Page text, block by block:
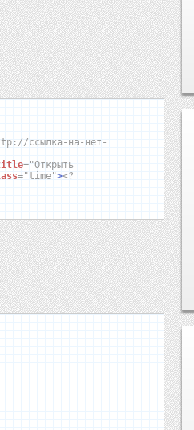
ссылка-на-нет-
="Открыть
="time"><?